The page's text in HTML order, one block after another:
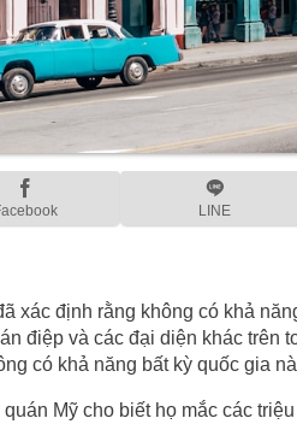
LINE
xác định rằng không có khả
điệp và các đại diện khác trên
có khả năng bất kỳ quốc gia
Mỹ cho biết họ mắc các